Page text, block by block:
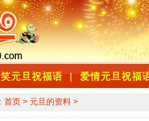
元旦祝福语 | 爱情元旦祝福
首页 > 元旦的资料 >